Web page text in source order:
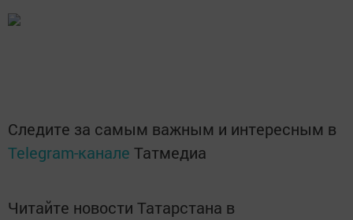
Следите за самым важным и интересным в
Telegram-канале Татмедиа
Читайте новости Татарстана в